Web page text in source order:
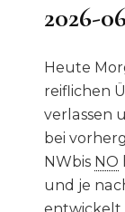
2026-
Heute
reiflichen
verlassen
bei
NWbis NO
und je